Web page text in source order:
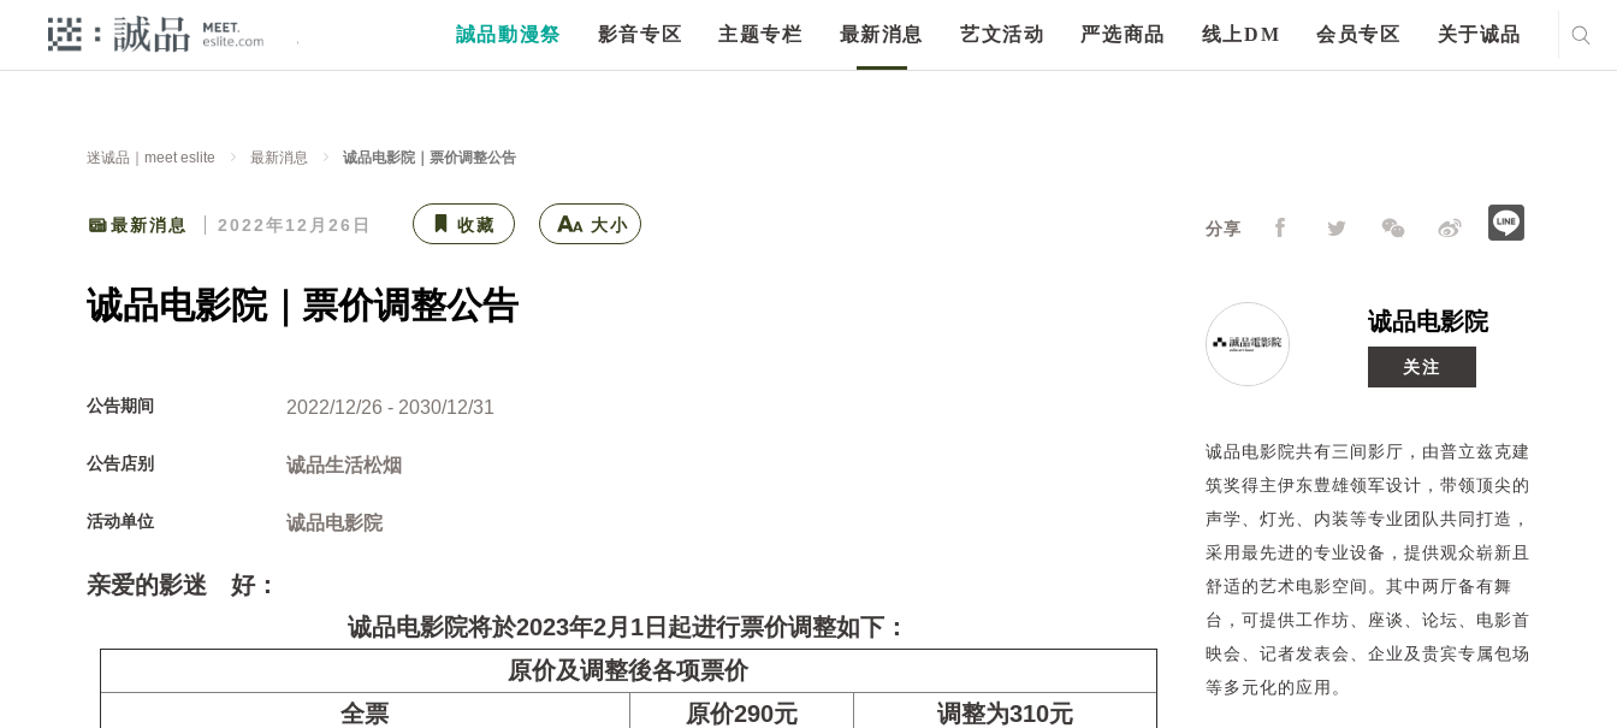
誠品動漫祭 影音专区 主题专栏 最新消息 艺文活动 严选商品 线上DM 会员专区 关于诚品
迷诚品｜meet eslite 最新消息 诚品电影院｜票价调整公告
最新消息 2022年12月26日 收藏 大小
诚品电影院｜票价调整公告
公告期间 2022/12/26 - 2030/12/31
公告店别 诚品生活松烟
活动单位 诚品电影院
亲爱的影迷 好：
诚品电影院将於2023年2月1日起进行票价调整如下：
原价及调整後各项票价
全票
原价290元
调整为310元
分享
诚品电影院
关注
诚品电影院共有三间影厅，由普立兹克建
筑奖得主伊东豊雄领军设计，带领顶尖的
声学、灯光、内装等专业团队共同打造，
采用最先进的专业设备，提供观众崭新且
舒适的艺术电影空间。其中两厅备有舞
台，可提供工作坊、座谈、论坛、电影首
映会、记者发表会、企业及贵宾专属包场
等多元化的应用。